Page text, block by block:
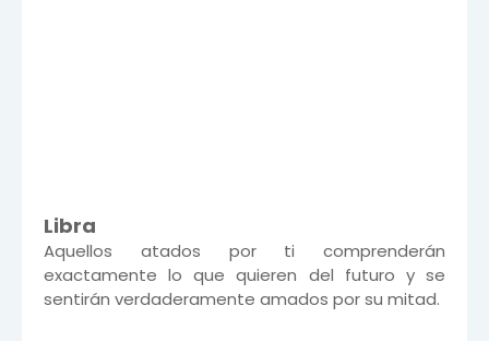
Libra
Aquellos atados por ti comprenderán
exactamente lo que quieren del futuro y se
sentirán verdaderamente amados por su mitad.